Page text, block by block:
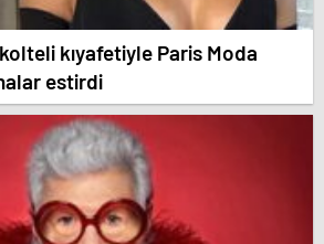
kıyafetiyle Paris Moda
estirdi